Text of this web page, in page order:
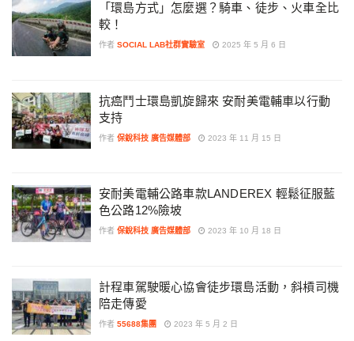
「環島方式」怎麼選？騎車、徒步、火車全比
較！
作者 SOCIAL LAB社群實驗室 2025 年 5 月 6 日
抗癌鬥士環島凱旋歸來 安耐美電輔車以行動
支持
作者 保銳科技 廣告媒體部 2023 年 11 月 15 日
安耐美電輔公路車款LANDEREX 輕鬆征服藍
色公路12%險坡
作者 保銳科技 廣告媒體部 2023 年 10 月 18 日
計程車駕駛暖心協會徒步環島活動，斜槓司機
陪走傳愛
作者 55688集團 2023 年 5 月 2 日